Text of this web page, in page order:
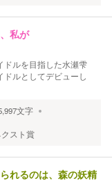
私が
ドルを目指した水瀬雫
ルとしてデビューし
文字
スト賞
れるのは、森の妖精